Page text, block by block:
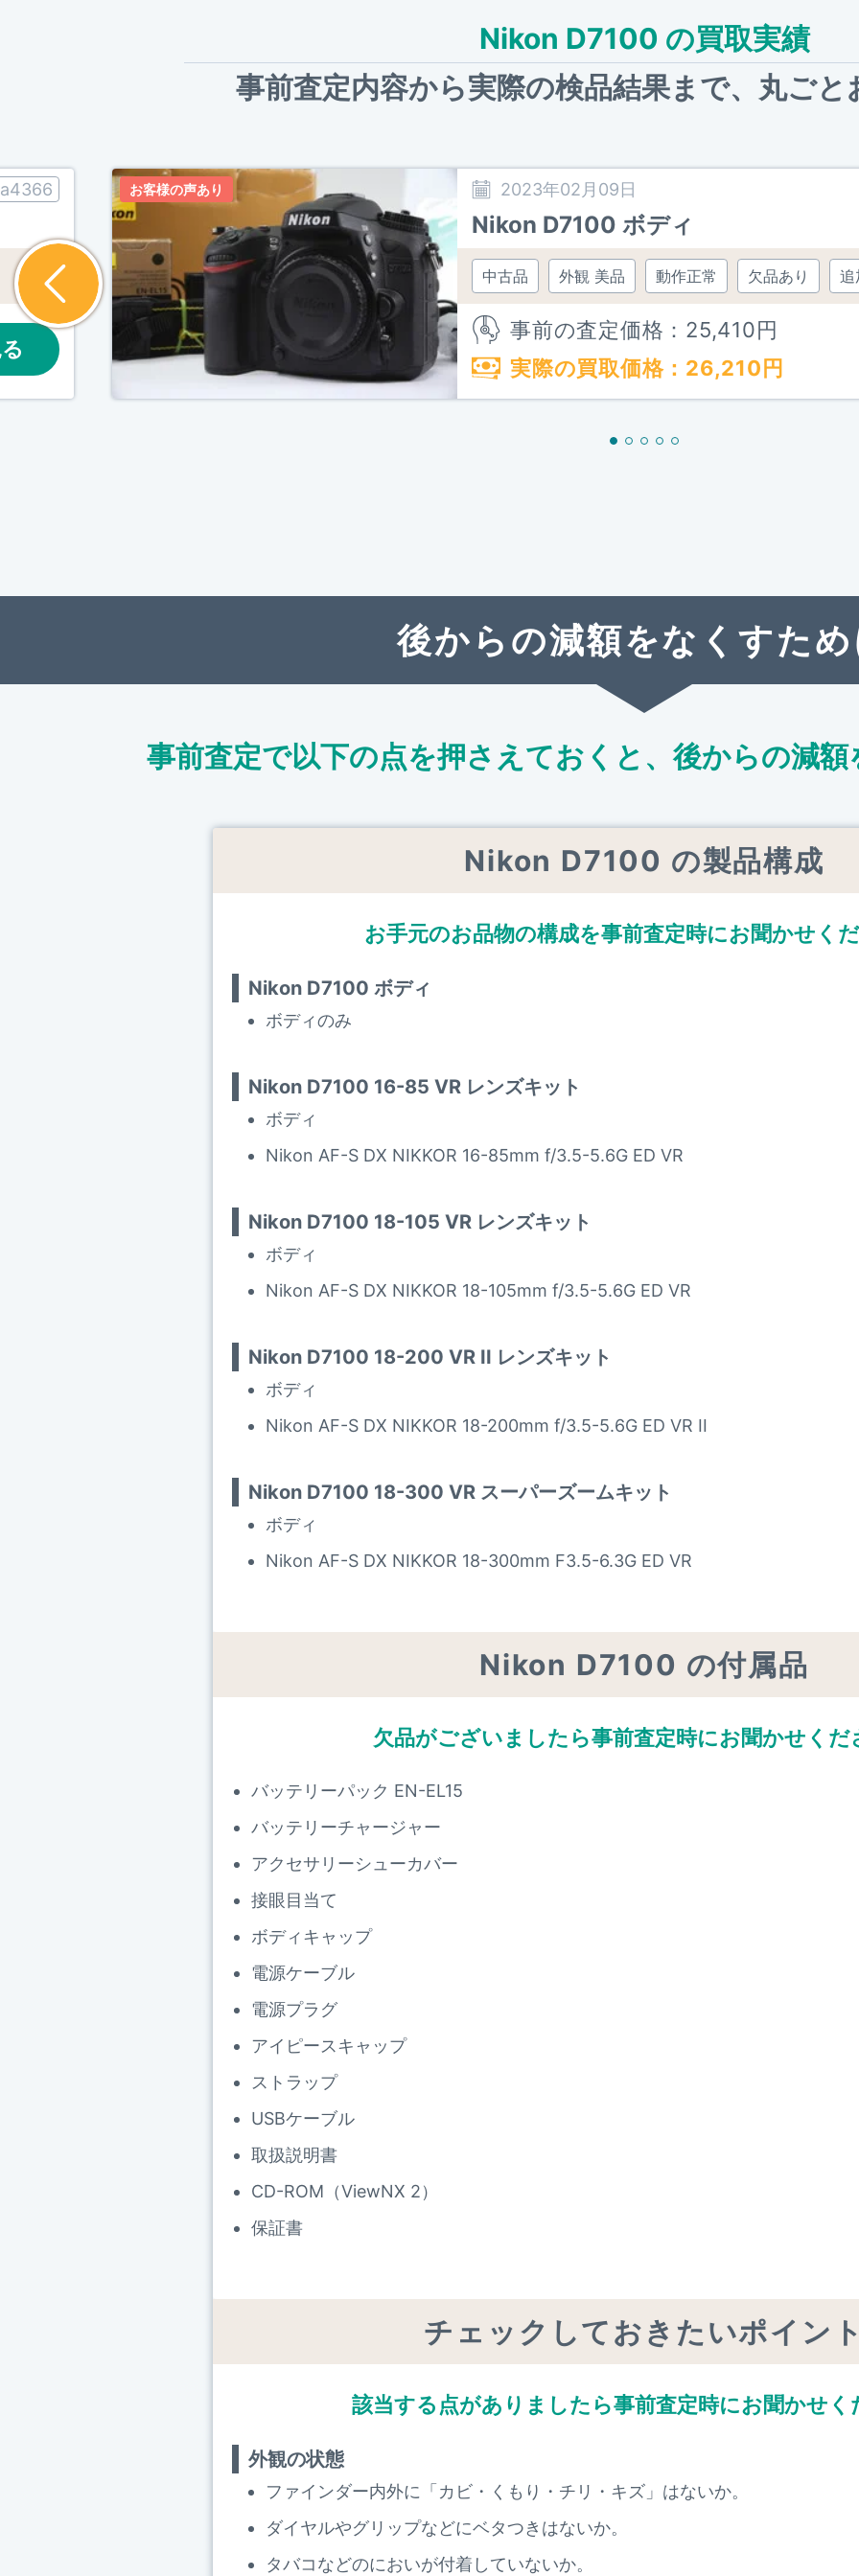
Nikon D7100 の買取実績
事前査定内容から実際の検品結果まで、 丸ごと
お客様の声あり 2023年02月09日
Nikon D7100 ボディ
中古品 外観 美品 動作正常 欠品あり 追
事前の査定価格： 25,410円
実際の買取価格： 26,210円
後からの減額をなくすた
事前査定で以下の点を押さえておくと、後からの減
Nikon D7100 の製品構成
お手元のお品物の構成を事前査定時にお聞かせく
Nikon D7100 ボディ
ボディのみ
Nikon D7100 16-85 VR レンズキット
ボディ
Nikon AF-S DX NIKKOR 16-85mm f/3.5-5.6G ED VR
Nikon D7100 18-105 VR レンズキット
ボディ
Nikon AF-S DX NIKKOR 18-105mm f/3.5-5.6G ED VR
Nikon D7100 18-200 VR II レンズキット
ボディ
Nikon AF-S DX NIKKOR 18-200mm f/3.5-5.6G ED VR II
Nikon D7100 18-300 VR スーパーズームキット
ボディ
Nikon AF-S DX NIKKOR 18-300mm F3.5-6.3G ED VR
Nikon D7100 の付属品
欠品がございましたら事前査定時にお聞かせくだ
バッテリーパック EN-EL15
バッテリーチャージャー
アクセサリーシューカバー
接眼目当て
ボディキャップ
電源ケーブル
電源プラグ
アイピースキャップ
ストラップ
USBケーブル
取扱説明書
CD-ROM（ViewNX 2）
保証書
チェックしておきたいポイン
該当する点がありましたら事前査定時にお聞かせく
外観の状態
ファインダー内外に「カビ・くもり・チリ・キズ」はないか。
ダイヤルやグリップなどにベタつきはないか。
タバコなどのにおいが付着していないか。